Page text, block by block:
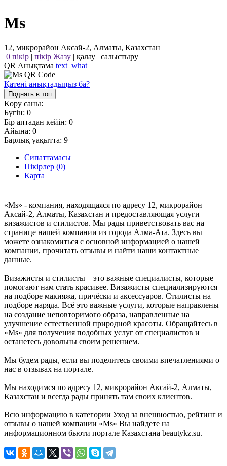
Ms
12, микрорайон Аксай-2, Алматы, Казахстан
0 пікір | пікір Жазу | қалау | салыстыру
QR Анықтама text_what
Қатені анықтадыңыз ба?
Поднять в топ
Көру саны:
Бүгін: 0
Бір аптадан кейін: 0
Айына: 0
Барлық уақытта: 9
Сипаттамасы
Пікірлер (0)
Карта
«Ms» - компания, находящаяся по адресу 12, микрорайон
Аксай-2, Алматы, Казахстан и предоставляющая услуги
визажистов и стилистов. Мы рады приветствовать вас на
странице нашей компании из города Алма-Ата. Здесь вы
можете ознакомиться с основной информацией о нашей
компании, прочитать отзывы и найти наши контактные
данные.
Визажисты и стилисты – это важные специалисты, которые
помогают нам стать красивее. Визажисты специализируются
на подборе макияжа, причёски и аксессуаров. Стилисты на
подборе наряда. Всё это важные услуги, которые направлены
на создание неповторимого образа, направленные на
улучшение естественной природной красоты. Обращайтесь в
«Ms» для получения подобных услуг от специалистов и
останетесь довольны своим решением.
Мы будем рады, если вы поделитесь своими впечатлениями о
нас в отзывах на портале.
Мы находимся по адресу 12, микрорайон Аксай-2, Алматы,
Казахстан и всегда рады принять там своих клиентов.
Всю информацию в категории Уход за внешностью, рейтинг и
отзывы о нашей компании «Ms» Вы найдете на
информационном бьюти портале Казахстана beautykz.su.